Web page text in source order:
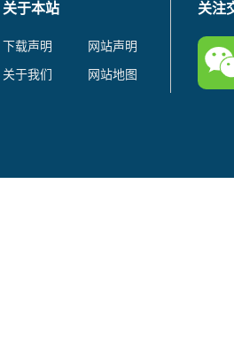
关于本站
下载声明
网站声明
关于我们
网站地图
关注